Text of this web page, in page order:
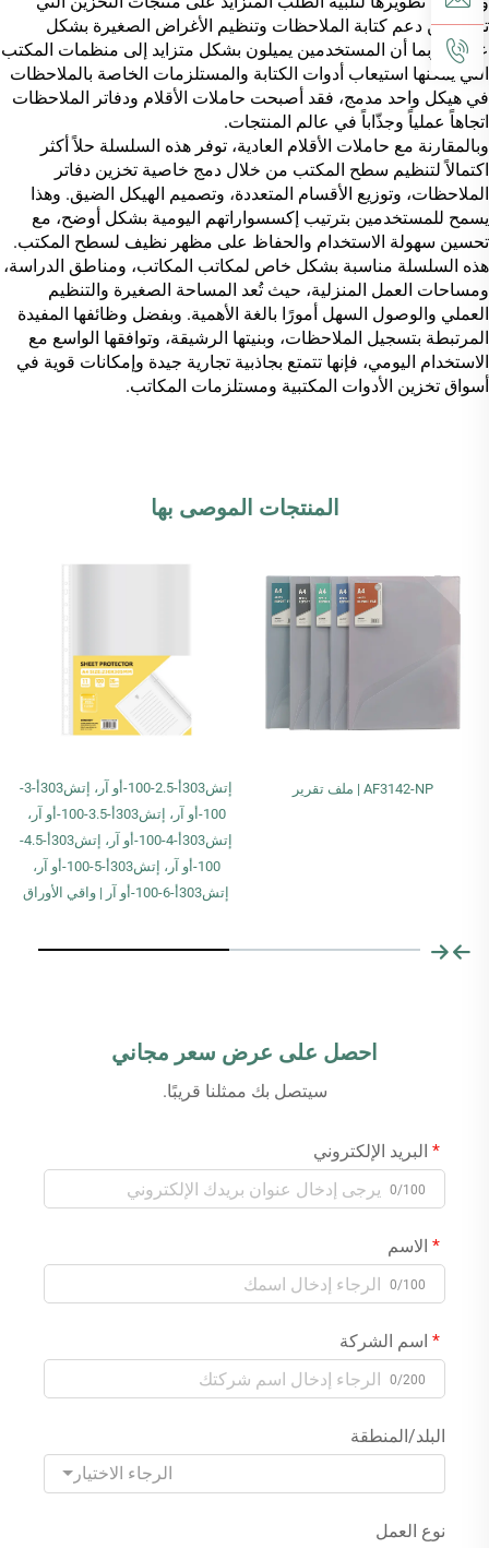
تجمع بين دعم كتابة الملاحظات وتنظيم الأغراض الصغيرة بشكل
عملي. وبما أن المستخدمين يميلون بشكل متزايد إلى منظمات المكتب
التي يمكنها استيعاب أدوات الكتابة والمستلزمات الخاصة بالملاحظات
في هيكل واحد مدمج، فقد أصبحت حاملات الأقلام ودفاتر الملاحظات
اتجاهاً عملياً وجذّاباً في عالم المنتجات.
وبالمقارنة مع حاملات الأقلام العادية، توفر هذه السلسلة حلاً أكثر
اكتمالاً لتنظيم سطح المكتب من خلال دمج خاصية تخزين دفاتر
الملاحظات، وتوزيع الأقسام المتعددة، وتصميم الهيكل الضيق. وهذا
يسمح للمستخدمين بترتيب إكسسواراتهم اليومية بشكل أوضح، مع
تحسين سهولة الاستخدام والحفاظ على مظهر نظيف لسطح المكتب.
هذه السلسلة مناسبة بشكل خاص لمكاتب المكاتب، ومناطق الدراسة،
ومساحات العمل المنزلية، حيث تُعد المساحة الصغيرة والتنظيم
العملي والوصول السهل أمورًا بالغة الأهمية. وبفضل وظائفها المفيدة
المرتبطة بتسجيل الملاحظات، وبنيتها الرشيقة، وتوافقها الواسع مع
الاستخدام اليومي، فإنها تتمتع بجاذبية تجارية جيدة وإمكانات قوية في
أسواق تخزين الأدوات المكتبية ومستلزمات المكاتب.
المنتجات الموصى بها
AF3142-NP | ملف تقرير
إتش303أ-2.5-100-أو آر، إتش303أ-3-
100-أو آر، إتش303أ-3.5-100-أو آر،
إتش303أ-4-100-أو آر، إتش303أ-4.5-
100-أو آر، إتش303أ-5-100-أو آر،
إتش303أ-6-100-أو آر | واقي الأوراق
احصل على عرض سعر مجاني
سيتصل بك ممثلنا قريبًا.
البريد الإلكتروني
0/100
الاسم
0/100
اسم الشركة
0/200
البلد/المنطقة
الرجاء الاختيار
نوع العمل